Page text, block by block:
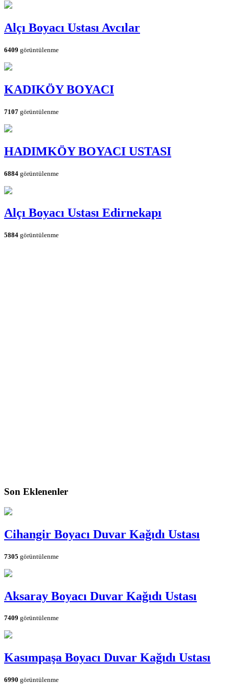
Alçı Boyacı Ustası Avcılar
6409 görüntülenme
KADIKÖY BOYACI
7107 görüntülenme
HADIMKÖY BOYACI USTASI
6884 görüntülenme
Alçı Boyacı Ustası Edirnekapı
5884 görüntülenme
Son Eklenenler
Cihangir Boyacı Duvar Kağıdı Ustası
7305 görüntülenme
Aksaray Boyacı Duvar Kağıdı Ustası
7409 görüntülenme
Kasımpaşa Boyacı Duvar Kağıdı Ustası
6990 görüntülenme